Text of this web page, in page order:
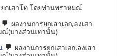
ยกเสาโท โดยท่านพราหมณ์
ผลงานการยกเสาเอก,ลงเสา
ณ์(บางส่วนเท่านั้น)
ผลงานการยกเสาเอก,ลงเสา